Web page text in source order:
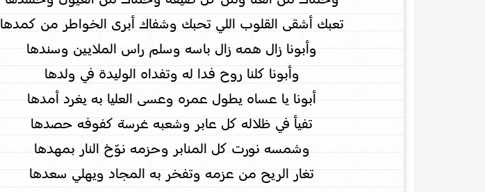
تعبك أشقى القلوب اللي تحبك وشفاك أبرى الخواطر من كمدها
وأبونا زال همه زال باسه وسلم راس الملايين وسندها
وأبونا كلنا روح فدا له وتفداه الوليدة في ولدها
أبونا يا عساه يطول عمره وعسى العليا به يغرد أمدها
تفيأ في ظلاله كل عابر وشعبه غرسة كفوفه حصدها
وشمسه نورت كل المنابر وحزمه نوّخ النار بمهدها
تغار الريح من عزمه وتفخر به المجاد ويهلي سعدها